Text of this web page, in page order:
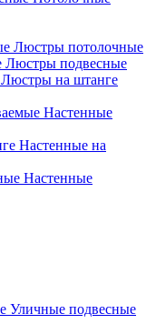
Люстры потолочные
Люстры подвесные
Люстры на штанге
Настенные
Настенные на
Настенные
Уличные подвесные